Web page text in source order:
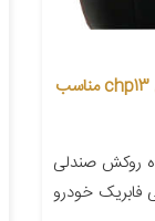
روکش صندلی خودرو جلوه مدل chp13 مناسب
روکش صندلی
خودرو